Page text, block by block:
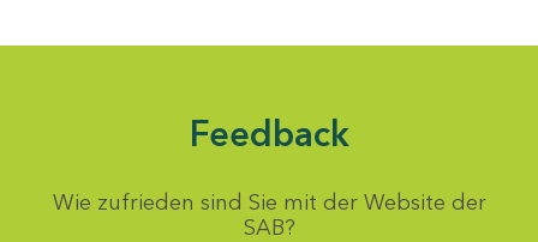
Feedback
Wie zufrieden sind Sie mit der Website der
SAB?